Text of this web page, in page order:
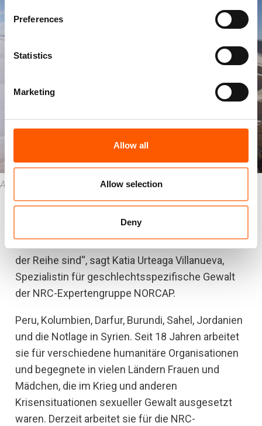
Preferences
Statistics
Marketing
Allow all
Allow selection
Deny
Afghanistan. Foto: Andrew Quilty/NRC
Bedürfnisse der Mädchen erfüllen
„In Kriegen und Konflikten brauchen Frauen und
der Reihe sind“, sagt Katia Urteaga Villanueva,
Spezialistin für geschlechtsspezifische Gewalt
der NRC-Expertengruppe NORCAP.
Peru, Kolumbien, Darfur, Burundi, Sahel, Jordanien
und die Notlage in Syrien. Seit 18 Jahren arbeitet
sie für verschiedene humanitäre Organisationen
und begegnete in vielen Ländern Frauen und
Mädchen, die im Krieg und anderen
Krisensituationen sexueller Gewalt ausgesetzt
waren. Derzeit arbeitet sie für die NRC-